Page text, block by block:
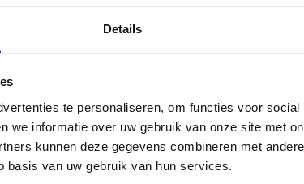
Details
te personaliseren, om functies voor
we informatie over uw gebruik van onze site met
kunnen deze gegevens combineren met
basis van uw gebruik van hun services.
De
is geen
bewaren.